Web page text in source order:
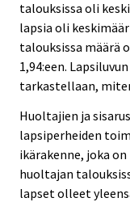
talouksissa oli
lapsia oli
talouksissa määrä
1,94:een.
tarkastellaan,
Huoltajien ja
lapsiperheiden
ikärakenne, joka
huoltajan
lapset olleet